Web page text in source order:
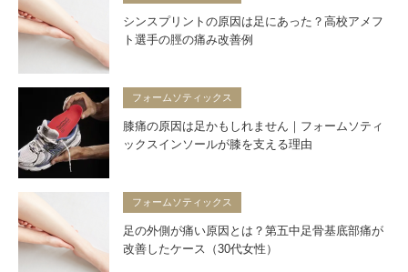
シンスプリントの原因は足にあった？高校アメフ
ト選手の脛の痛み改善例
フォームソティックス
膝痛の原因は足かもしれません｜フォームソティ
ックスインソールが膝を支える理由
フォームソティックス
足の外側が痛い原因とは？第五中足骨基底部痛が
改善したケース（30代女性）